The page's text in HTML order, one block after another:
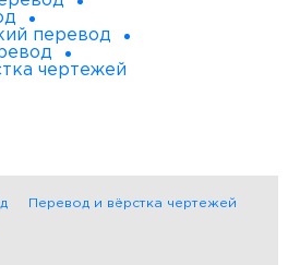
перевод
чертежей
Перевод и вёрстка чертежей